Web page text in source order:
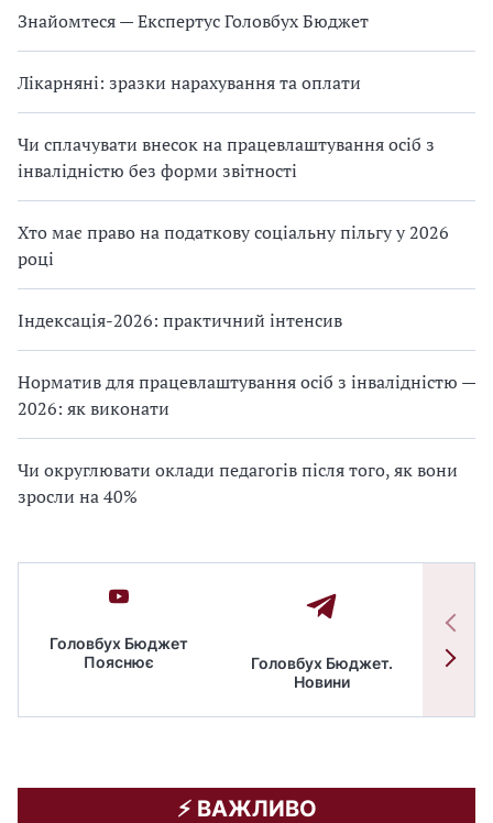
Знайомтеся — Експертус Головбух Бюджет
Лікарняні: зразки нарахування та оплати
Чи сплачувати внесок на працевлаштування осіб з
інвалідністю без форми звітності
Хто має право на податкову соціальну пільгу у 2026
році
Індексація-2026: практичний інтенсив
Норматив для працевлаштування осіб з інвалідністю —
2026: як виконати
Чи округлювати оклади педагогів після того, як вони
зросли на 40%
Головбух Бюджет
Пояснює
Головбух Бюджет.
Новини
⚡️ ВАЖЛИВО